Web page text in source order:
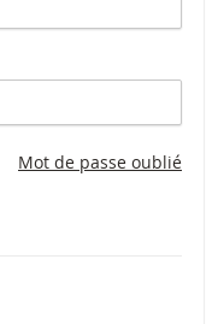
Mot de passe oublié